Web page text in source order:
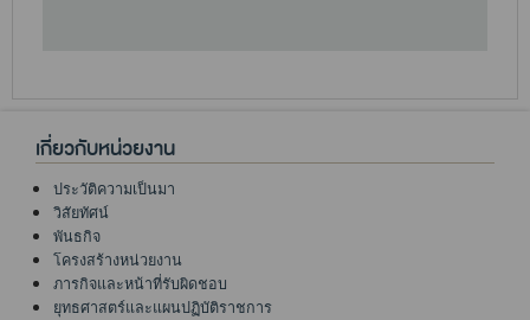
เกี่ยวกับหน่วยงาน
ประวัติความเป็นมา
วิสัยทัศน์
พันธกิจ
โครงสร้างหน่วยงาน
ภารกิจและหน้าที่รับผิดชอบ
ยุทธศาสตร์และแผนปฏิบัติราชการ